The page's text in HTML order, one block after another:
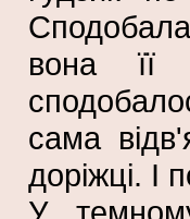
вона її
сама
доріжці. І